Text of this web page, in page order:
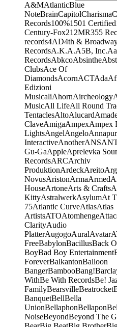
A&MAtlanticBlue
NoteBrainCapitolCharisma
Records100%1501 Certified
Century-Fox21 2MR355
records4AD4th &
RecordsA.K.A.A5B, Inc.
RecordsAbkcoAbsinthe
ClubsAce Of
DiamondsAcornACTAda
Edizioni
MusicaliAhornAircheology
MusicAll LifeAll Round
TentaclesAltoAlucard
ClaveAmigaAmpexAmpex
LightsAngelAngelo
InteractiveAnotherANS
Gu-GaAppleAprelevka
RecordsARCArchiv
ProduktionArdeckAreito
NovusAristonArmaArmed
HouseArtoneArts & Crafts
KittyAstralwerkAsylumAt
75Atlantic CurveAtlasAtlas
ArtistsATOAtomhenge
ClarityAudio
PlatterAugogoAuralAvatar
FreeBabylonBacillusBack
BoyBad Boy Entertainment
ForeverBalkantonBalloon
BangerBambooBang!
WithBe With RecordsBe!
FamilyBearsvilleBeatrocket
BanquetBellBella
UnionBellaphonBellapon
NoiseBeyondBeyond The